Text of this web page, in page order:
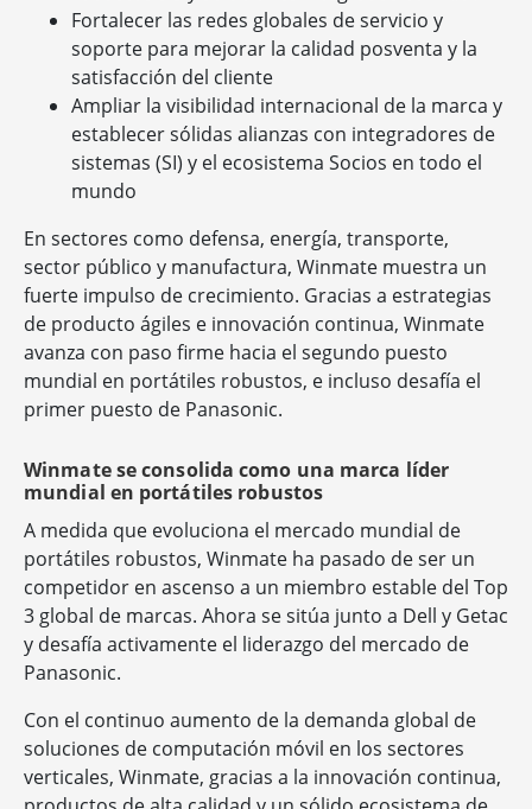
Fortalecer las redes globales de servicio y
soporte para mejorar la calidad posventa y la
satisfacción del cliente
Ampliar la visibilidad internacional de la marca y
establecer sólidas alianzas con integradores de
sistemas (SI) y el ecosistema Socios en todo el
mundo
En sectores como defensa, energía, transporte,
sector público y manufactura, Winmate muestra un
fuerte impulso de crecimiento. Gracias a estrategias
de producto ágiles e innovación continua, Winmate
avanza con paso firme hacia el segundo puesto
mundial en portátiles robustos, e incluso desafía el
primer puesto de Panasonic.
Winmate se consolida como una marca líder
mundial en portátiles robustos
A medida que evoluciona el mercado mundial de
portátiles robustos, Winmate ha pasado de ser un
competidor en ascenso a un miembro estable del Top
3 global de marcas. Ahora se sitúa junto a Dell y Getac
y desafía activamente el liderazgo del mercado de
Panasonic.
Con el continuo aumento de la demanda global de
soluciones de computación móvil en los sectores
verticales, Winmate, gracias a la innovación continua,